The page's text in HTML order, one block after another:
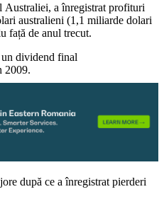
Australiei, a înregistrat profituri
australieni (1,1 miliarde dolari
față de anul trecut.
un dividend final
2009.
după ce a înregistrat pierderi